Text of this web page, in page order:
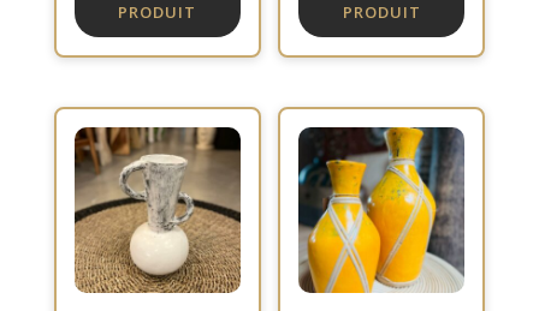
PRODUIT
119,00 €
à
PRODUIT